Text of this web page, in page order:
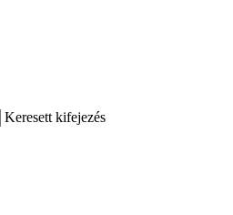
Keresett kifejezés